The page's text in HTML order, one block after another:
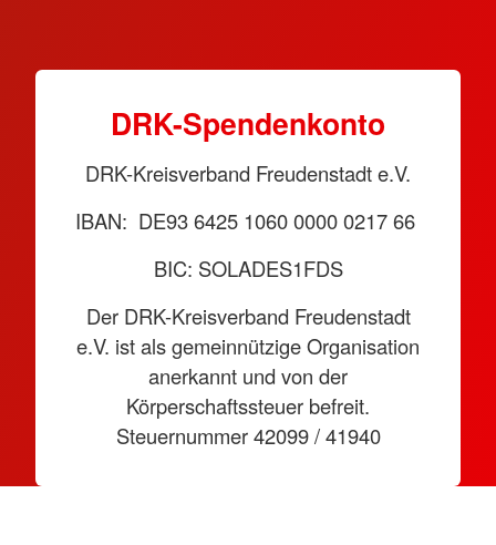
DRK-Spendenkonto
DRK-Kreisverband Freudenstadt e.V.
IBAN: DE93 6425 1060 0000 0217 66
BIC: SOLADES1FDS
Der DRK-Kreisverband Freudenstadt
e.V. ist als gemeinnützige Organisation
anerkannt und von der
Körperschaftssteuer befreit.
Steuernummer 42099 / 41940